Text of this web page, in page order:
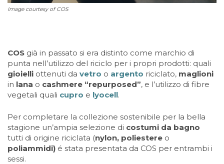
Image courtesy of COS
COS già in passato si era distinto come marchio di
punta nell’utilizzo del riciclo per i propri prodotti: quali
gioielli ottenuti da vetro o argento riciclato, maglioni
in lana o cashmere “repurposed”, e l’utilizzo di fibre
vegetali quali cupro e lyocell.
Per completare la collezione sostenibile per la bella
stagione un’ampia selezione di costumi da bagno
tutti di origine riciclata (nylon, poliestere o
poliammidi) é stata presentata da COS per entrambi i
sessi.